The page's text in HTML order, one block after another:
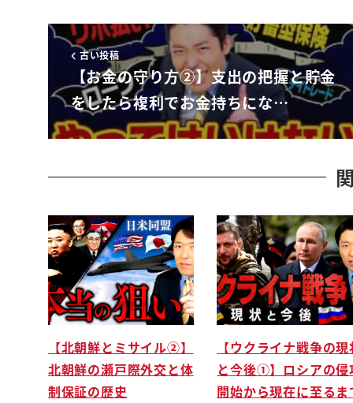
ビジネスエリートになるための教養としての投資
はいこちらもですね海というのは日本の投資の
この2冊の共通点と相違点は何なのかそれが
面白いんですよほんとんど共通してること言って
だから信用できる
一個前の動画の2冊はいアメリカの号洪水を学ん
とその前の2冊はい
お金が増える米国株超楽ちんと手術とバカでも稼
この6スーツ
やっぱり共通してることがあるんですよなので海
をですね後半今回合わせていただきたい
今回の新たな2つでさらに新たなね知識を得た
なり卒
がっつり今までこの6冊だけじゃなく
金持ち父さんして
古い投稿
【お金の守り方②】支出の把握と貯金
をしたら複利でお金持ちにな…
【北朝鮮とミサイル②】
北朝鮮の瀬戸際外交と体
制保証の歴史
【ウクライナ戦争の現
と今後①】ロシアの侵
開始から現在に至るま